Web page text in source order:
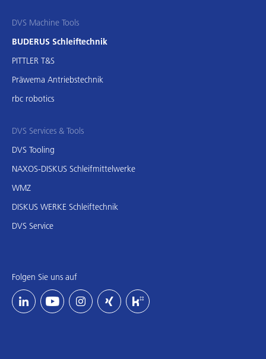
DVS Machine Tools
BUDERUS Schleiftechnik
PITTLER T&S
Präwema Antriebstechnik
rbc robotics
DVS Services & Tools
DVS Tooling
NAXOS-DISKUS Schleifmittelwerke
WMZ
DISKUS WERKE Schleiftechnik
DVS Service
Folgen Sie uns auf